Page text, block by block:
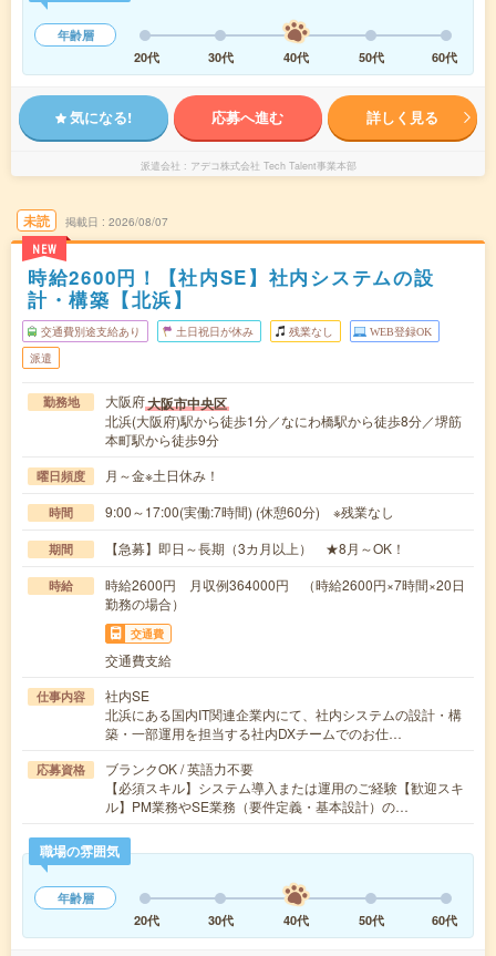
年齢層
20代
30代 40代 50代 60代
気になる! 応募へ進む 詳しく見る
派遣会社 アデコ株式会社 Tech Talent事業本部
未読
NEW
掲載日 2026/08/07
時給2600円！【社内SE】社内システムの設
計・構築【北浜】
交通費別途支給あり 土日祝日が休み 残業なし WEB登録OK
派遣
勤務地 大阪府大阪市中央区
北浜(大阪府)駅から徒歩1分／なにわ橋駅から徒歩8分／堺筋
本町駅から徒歩9分
曜日頻度 月～金※土日休み！
時間 9:00～17:00(実働:7時間) (休憩60分) ※残業なし
期間 【急募】即日～長期（3カ月以上） ★8月～OK！
時給
時給2600円 月収例364000円 （時給2600円×7時間×20日
勤務の場合）
交通費
交通費支給
仕事内容
社内SE
北浜にある国内IT関連企業内にて、社内システムの設計・構
築・一部運用を担当する社内DXチームでのお仕…
応募資格
ブランクOK / 英語力不要
【必須スキル】システム導入または運用のご経験【歓迎スキ
ル】PM業務やSE業務（要件定義・基本設計）の…
職場の雰囲気
年齢層
20代
30代 40代 50代 60代